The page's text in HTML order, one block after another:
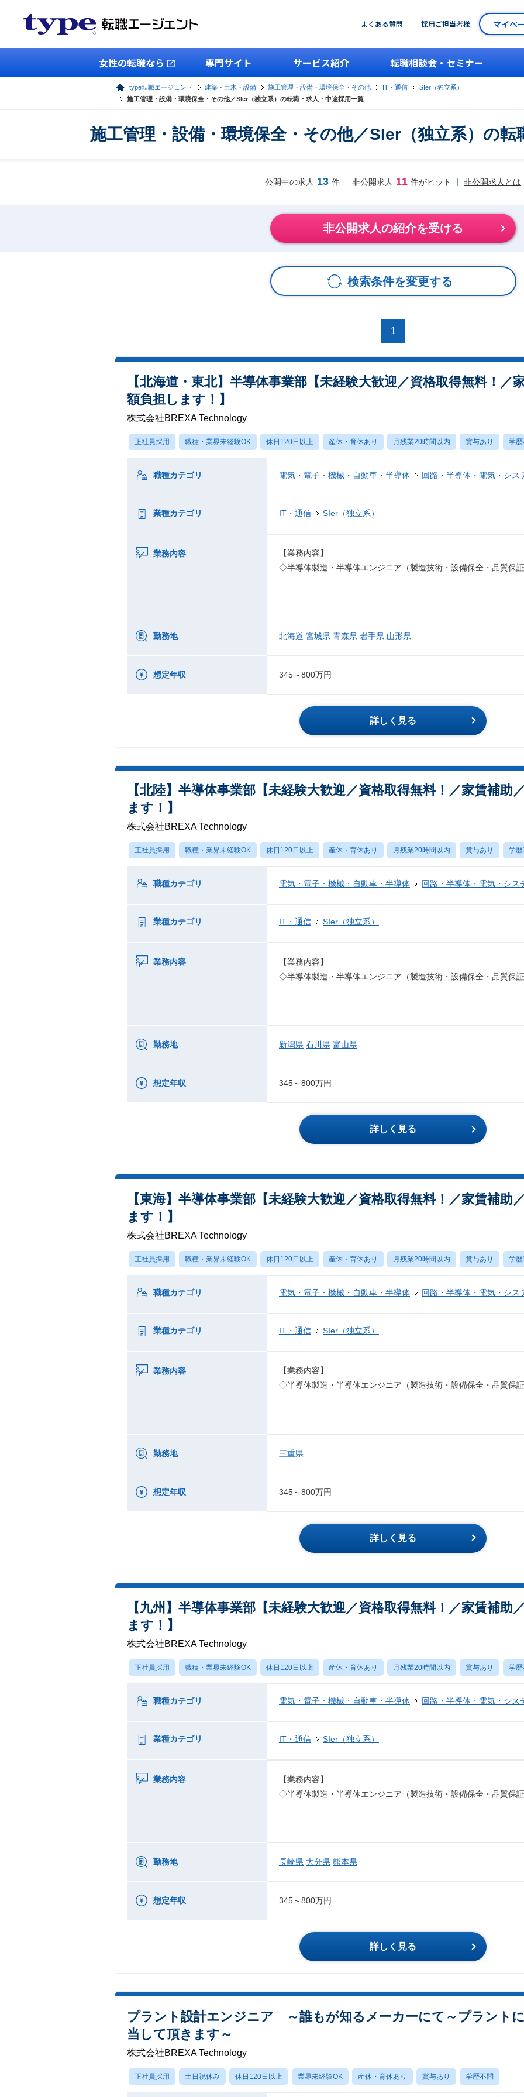
よくある質問 採用ご担当者様 マイペ
女性の転職なら 専門サイト サービス紹介 転職相談会・セミナー
type転職エージェント 建築・土木・設備 施工管理・設備・環境保全・その他 IT・通信
SIer（独立系）
施工管理・設備・環境保全・その他／SIer（独立系）の転職・求人・中途採用一覧
施工管理・設備・環境保全・その他／SIer（独立系）の転
公開中の求人 13 件 非公開求人 11 件がヒット 非公開求人とは
非公開求人の紹介を受ける
検索条件を変更する
1
【北海道・東北】半導体事業部【未経験大歓迎／資格取得無料！／
額負担します！】
株式会社BREXA Technology
正社員採用 職種・業界未経験OK 休日120日以上 産休・育休あり 月残業20時間以内 賞与あり 学歴
職種カテゴリ 電気・電子・機械・自動車・半導体 回路・半導体・電気・シス
業種カテゴリ IT・通信 SIer（独立系）
業務内容
【業務内容】
◇半導体製造・半導体エンジニア（製造技術・設備保全・品質保証
勤務地 北海道 宮城県 青森県 岩手県 山形県
想定年収 345～800万円
詳しく見る
【北陸】半導体事業部【未経験大歓迎／資格取得無料！／家賃補助
ます！】
株式会社BREXA Technology
正社員採用 職種・業界未経験OK 休日120日以上 産休・育休あり 月残業20時間以内 賞与あり 学歴
職種カテゴリ 電気・電子・機械・自動車・半導体 回路・半導体・電気・シス
業種カテゴリ IT・通信 SIer（独立系）
業務内容
【業務内容】
◇半導体製造・半導体エンジニア（製造技術・設備保全・品質保証
勤務地 新潟県 石川県 富山県
想定年収 345～800万円
詳しく見る
【東海】半導体事業部【未経験大歓迎／資格取得無料！／家賃補助
ます！】
株式会社BREXA Technology
正社員採用 職種・業界未経験OK 休日120日以上 産休・育休あり 月残業20時間以内 賞与あり 学歴
職種カテゴリ 電気・電子・機械・自動車・半導体 回路・半導体・電気・シス
業種カテゴリ IT・通信 SIer（独立系）
業務内容
【業務内容】
◇半導体製造・半導体エンジニア（製造技術・設備保全・品質保証
勤務地 三重県
想定年収 345～800万円
詳しく見る
【九州】半導体事業部【未経験大歓迎／資格取得無料！／家賃補助
ます！】
株式会社BREXA Technology
正社員採用 職種・業界未経験OK 休日120日以上 産休・育休あり 月残業20時間以内 賞与あり 学歴
職種カテゴリ 電気・電子・機械・自動車・半導体 回路・半導体・電気・シス
業種カテゴリ IT・通信 SIer（独立系）
業務内容
【業務内容】
◇半導体製造・半導体エンジニア（製造技術・設備保全・品質保証
勤務地 長崎県 大分県 熊本県
想定年収 345～800万円
詳しく見る
プラント設計エンジニア ～誰もが知るメーカーにて～プラント
当して頂きます～
株式会社BREXA Technology
正社員採用 土日祝休み 休日120日以上 業界未経験OK 産休・育休あり 賞与あり 学歴不問